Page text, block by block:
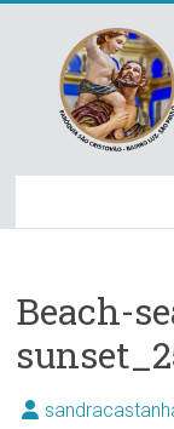
content
São
–
Luz
Arquidiocese
Beach-